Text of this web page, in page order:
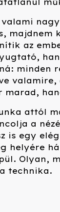
valami
majdnem
az
minden
marad,
attól
a
is egy
helyére
Olyan,
technika.